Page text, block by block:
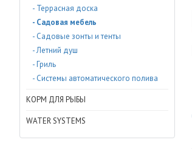
- Террасная доска
- Садовая мебель
- Садовые зонты и тенты
- Летний душ
- Гриль
- Системы автоматического полива
КОРМ ДЛЯ РЫБЫ
WATER SYSTEMS